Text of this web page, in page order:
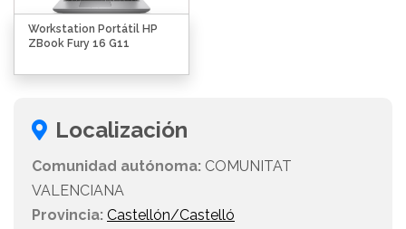
Workstation Portátil HP
ZBook Fury 16 G11
Localización
Comunidad autónoma: COMUNITAT
VALENCIANA
Provincia: Castellón/Castelló